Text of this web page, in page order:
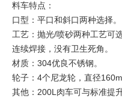
料车特点：
口型：平口和斜口两种选择。
工艺：抛光/喷砂两种工艺可
连续焊接，没有卫生死角。
材质：304优良不锈钢。
轮子：4个尼龙轮，直径
其他：200L肉车可与标准提